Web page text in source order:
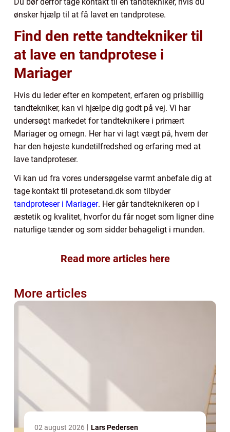
ønsker hjælp til at få lavet en tandprotese.
Find den rette tandtekniker til
at lave en tandprotese i
Mariager
Hvis du leder efter en kompetent, erfaren og prisbillig
tandtekniker, kan vi hjælpe dig godt på vej. Vi har
undersøgt markedet for tandteknikere i primært
Mariager og omegn. Her har vi lagt vægt på, hvem der
har den højeste kundetilfredshed og erfaring med at
lave tandproteser.
Vi kan ud fra vores undersøgelse varmt anbefale dig at
tage kontakt til protesetand.dk som tilbyder
tandproteser i Mariager. Her går tandteknikeren op i
æstetik og kvalitet, hvorfor du får noget som ligner dine
naturlige tænder og som sidder behageligt i munden.
Read more articles here
More articles
02 august 2026 Lars Pedersen